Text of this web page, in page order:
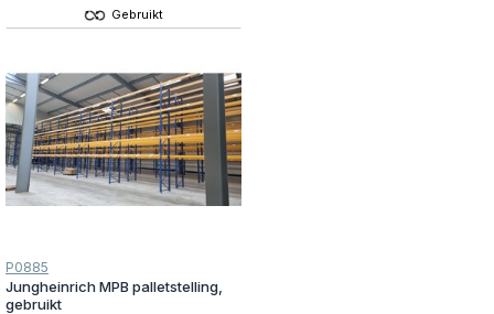
Gebruikt
P0885
Jungheinrich MPB palletstelling,
gebruikt